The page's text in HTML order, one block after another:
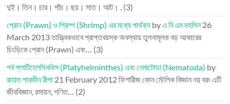
দুই। তিন। চার। পাঁচ। ছয়। সাত। আট। . (3)
প্রোন (Prawn) ও শ্রিম্প (Shrimp) এর মধ্যে পার্থক্য byএ বি এম মহসিন26
March 2013তাত্ত্বিকভাবে প্রাপ্তবয়স্ক অবস্থায় তুলনামূলক বড় আকারের
চিংড়িকে প্রোন (Prawn) এবং… (3)
পর্ব প্লাটিহেলমিনথিস (Platyhelminthes) এবং নেমাটোডা (Nematoda) by
রাহাত পারভীন রীপা 21 February 2012ফিশারীজ কোন মৌলিক বিজ্ঞান নয় বরং এটি
জীববিজ্ঞান, রসায়ন, গণিত… (2)